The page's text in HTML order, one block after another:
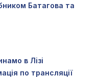
Батагова та
в Лізі
по трансляції